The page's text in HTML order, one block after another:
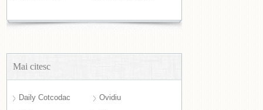
Mai citesc
Daily Cotcodac
Ovidiu